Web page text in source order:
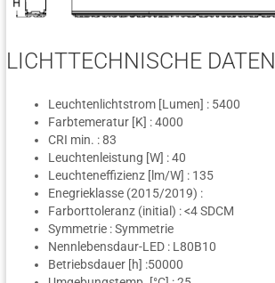
LICHTTECHNISCHE DATEN
Leuchtenlichtstrom [Lumen] : 5400
Farbtemeratur [K] : 4000
CRI min. : 83
Leuchtenleistung [W] : 40
Leuchteneffizienz [lm/W] : 135
Enegrieklasse (2015/2019) :
Farborttoleranz (initial) : <4 SDCM
Symmetrie : Symmetrie
Nennlebensdaur-LED : L80B10
Betriebsdauer [h] :50000